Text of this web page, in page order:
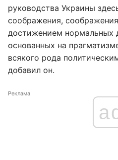
руководства Украины
соображения,
достижением нормальных
основанных на
всякого рода
добавил он.
Реклама